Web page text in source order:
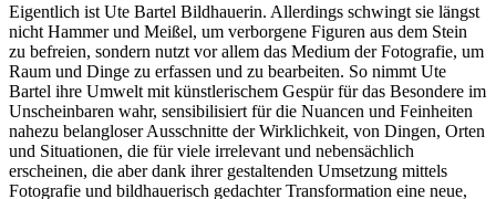
Eigentlich ist Ute Bartel Bildhauerin. Allerdings schwingt sie längst
nicht Hammer und Meißel, um verborgene Figuren aus dem Stein
zu befreien, sondern nutzt vor allem das Medium der Fotografie, um
Raum und Dinge zu erfassen und zu bearbeiten. So nimmt Ute
Bartel ihre Umwelt mit künstlerischem Gespür für das Besondere im
Unscheinbaren wahr, sensibilisiert für die Nuancen und Feinheiten
nahezu belangloser Ausschnitte der Wirklichkeit, von Dingen, Orten
und Situationen, die für viele irrelevant und nebensächlich
erscheinen, die aber dank ihrer gestaltenden Umsetzung mittels
Fotografie und bildhauerisch gedachter Transformation eine neue,